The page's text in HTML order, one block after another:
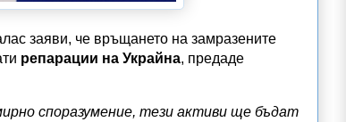
заяви, че връщането на замразените
репарации на Украйна, предаде
споразумение, тези активи ще бъдат